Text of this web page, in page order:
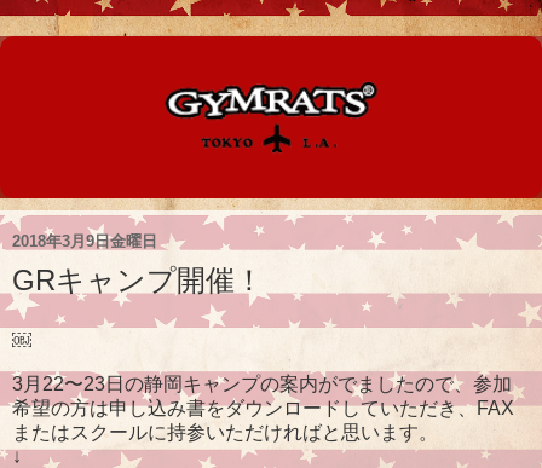
2018年3月9日金曜日
GRキャンプ開催！
￼
3月22〜23日の静岡キャンプの案内がでましたので、参加
希望の方は申し込み書をダウンロードしていただき、FAX
またはスクールに持参いただければと思います。
↓